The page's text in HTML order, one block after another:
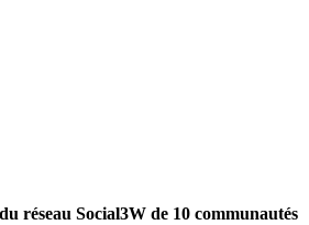
réseau Social3W de 10 communautés